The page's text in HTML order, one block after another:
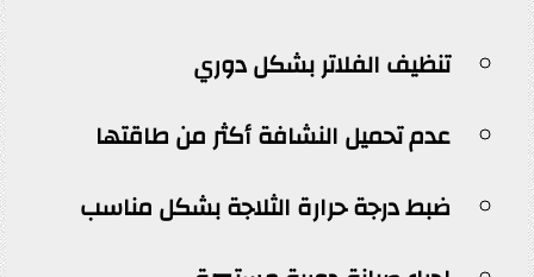
تنظيف الفلاتر بشكل دوري
عدم تحميل النشافة أكثر من طاقتها
ضبط درجة حرارة الثلاجة بشكل مناسب